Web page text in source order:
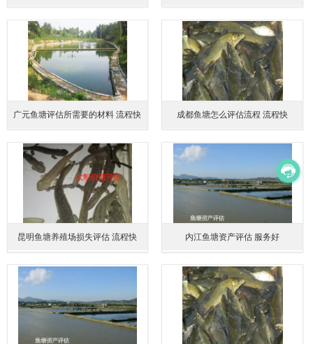
广元鱼塘评估所需要的材料 流程快 成都鱼塘怎么评估流程 流程快
昆明鱼塘养殖场损失评估 流程快 内江鱼塘资产评估 服务好